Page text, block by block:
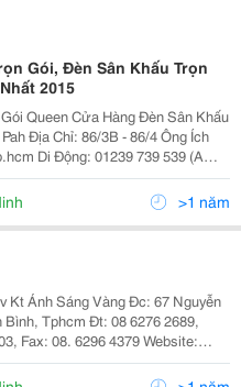
Gói, Đèn Sân Khấu Trọn
2015
Đèn Sân Khấu
Ông Ích
539 (A
Email:
Anhsangsankhau@Gmail.com Đèn Sân Khấu Trọ>1 năm
Sáng Vàng Đc: 67 Nguyễn
Đt: 08 6276 2689,
08. 6296 4379 Website:
Email:
Ánh Sáng Vàng